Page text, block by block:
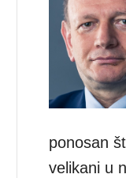
ponosan
velikani u